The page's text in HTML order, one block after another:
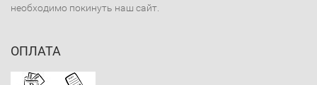
необходимо покинуть наш сайт.
ОПЛАТА